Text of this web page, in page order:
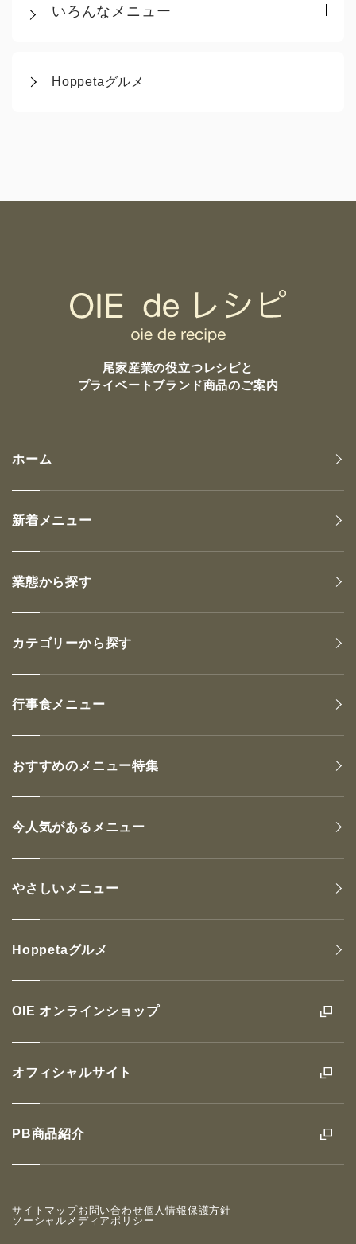
いろんなメニュー
Hoppetaグルメ
尾家産業の役立つレシピと
プライベートブランド商品のご案内
OIE オンラインショップ
オフィシャルサイト
PB商品紹介
ホーム
新着メニュー
業態から探す
カテゴリーから探す
行事食メニュー
おすすめのメニュー特集
今人気があるメニュー
やさしいメニュー
Hoppetaグルメ
サイトマップお問い合わせ個人情報保護方針
ソーシャルメディアポリシー